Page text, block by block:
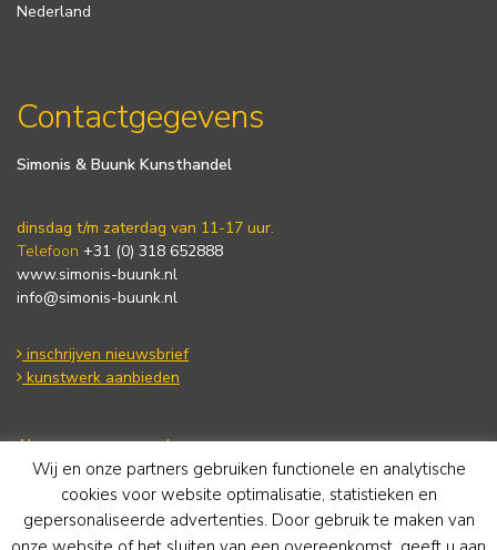
Nederland
Contactgegevens
Simonis & Buunk Kunsthandel
dinsdag t/m zaterdag van 11-17 uur.
Telefoon +31 (0) 318 652888
www.simonis-buunk.nl
info@simonis-buunk.nl
inschrijven nieuwsbrief
kunstwerk aanbieden
Algemene voorwaarden
Privacy statement
Cookie Policy
Disclaimer
Wij en onze partners gebruiken functionele en analytische
cookies voor website optimalisatie, statistieken en
gepersonaliseerde advertenties. Door gebruik te maken van